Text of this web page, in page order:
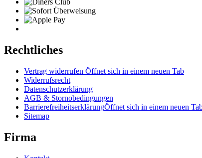
Rechtliches
Vertrag widerrufen Öffnet sich in einem neuen Tab
Widerrufsrecht
Datenschutzerklärung
AGB & Stornobedingungen
BarrierefreiheitserklärungÖffnet sich in einem neuen
Sitemap
Firma